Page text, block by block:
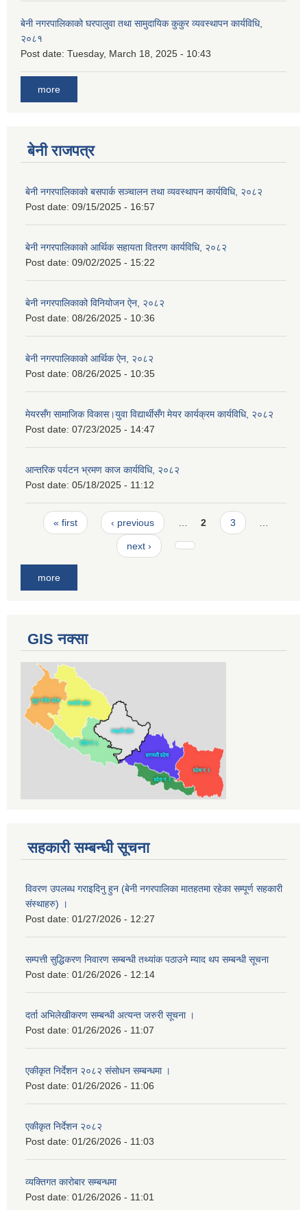
बेनी नगरपालिकाको घरपालुवा तथा सामुदायिक कुकुर व्यवस्थापन कार्यविधि,
२०८१
Post date: Tuesday, March 18, 2025 - 10:43
more
बेनी राजपत्र
बेनी नगरपालिकाको बसपार्क सञ्चालन तथा व्यवस्थापन कार्यविधि, २०८२
Post date: 09/15/2025 - 16:57
बेनी नगरपालिकाको आर्थिक सहायता वितरण कार्यविधि, २०८२
Post date: 09/02/2025 - 15:22
बेनी नगरपालिकाको विनियोजन ऐन, २०८२
Post date: 08/26/2025 - 10:36
बेनी नगरपालिकाको आर्थिक ऐन, २०८२
Post date: 08/26/2025 - 10:35
मेयरसँग सामाजिक विकास।युवा विद्यार्थीसँग मेयर कार्यक्रम कार्यविधि, २०८२
Post date: 07/23/2025 - 14:47
आन्तरिक पर्यटन भ्रमण काज कार्यविधि, २०८२
Post date: 05/18/2025 - 11:12
Pages
« first ‹ previous 2 3
next ›
more
GIS नक्सा
सहकारी सम्बन्धी सूचना
विवरण उपलब्ध गराइदिनु हुन (बेनी नगरपालिका मातहतमा रहेका सम्पूर्ण सहकारी
संस्थाहरु) ।
Post date: 01/27/2026 - 12:27
सम्पत्ती सुद्धिकरण निवारण सम्बन्धी तथ्यांक पठाउने म्याद थप सम्बन्धी सूचना
Post date: 01/26/2026 - 12:14
दर्ता अभिलेखीकरण सम्बन्धी अत्यन्‍त जरुरी सूचना ।
Post date: 01/26/2026 - 11:07
एकीकृत निर्देशन २०८२ संसोधन सम्बन्धमा ।
Post date: 01/26/2026 - 11:06
एकीकृत निर्देशन २०८२
Post date: 01/26/2026 - 11:03
व्यक्तिगत कारोबार सम्बन्धमा
Post date: 01/26/2026 - 11:01